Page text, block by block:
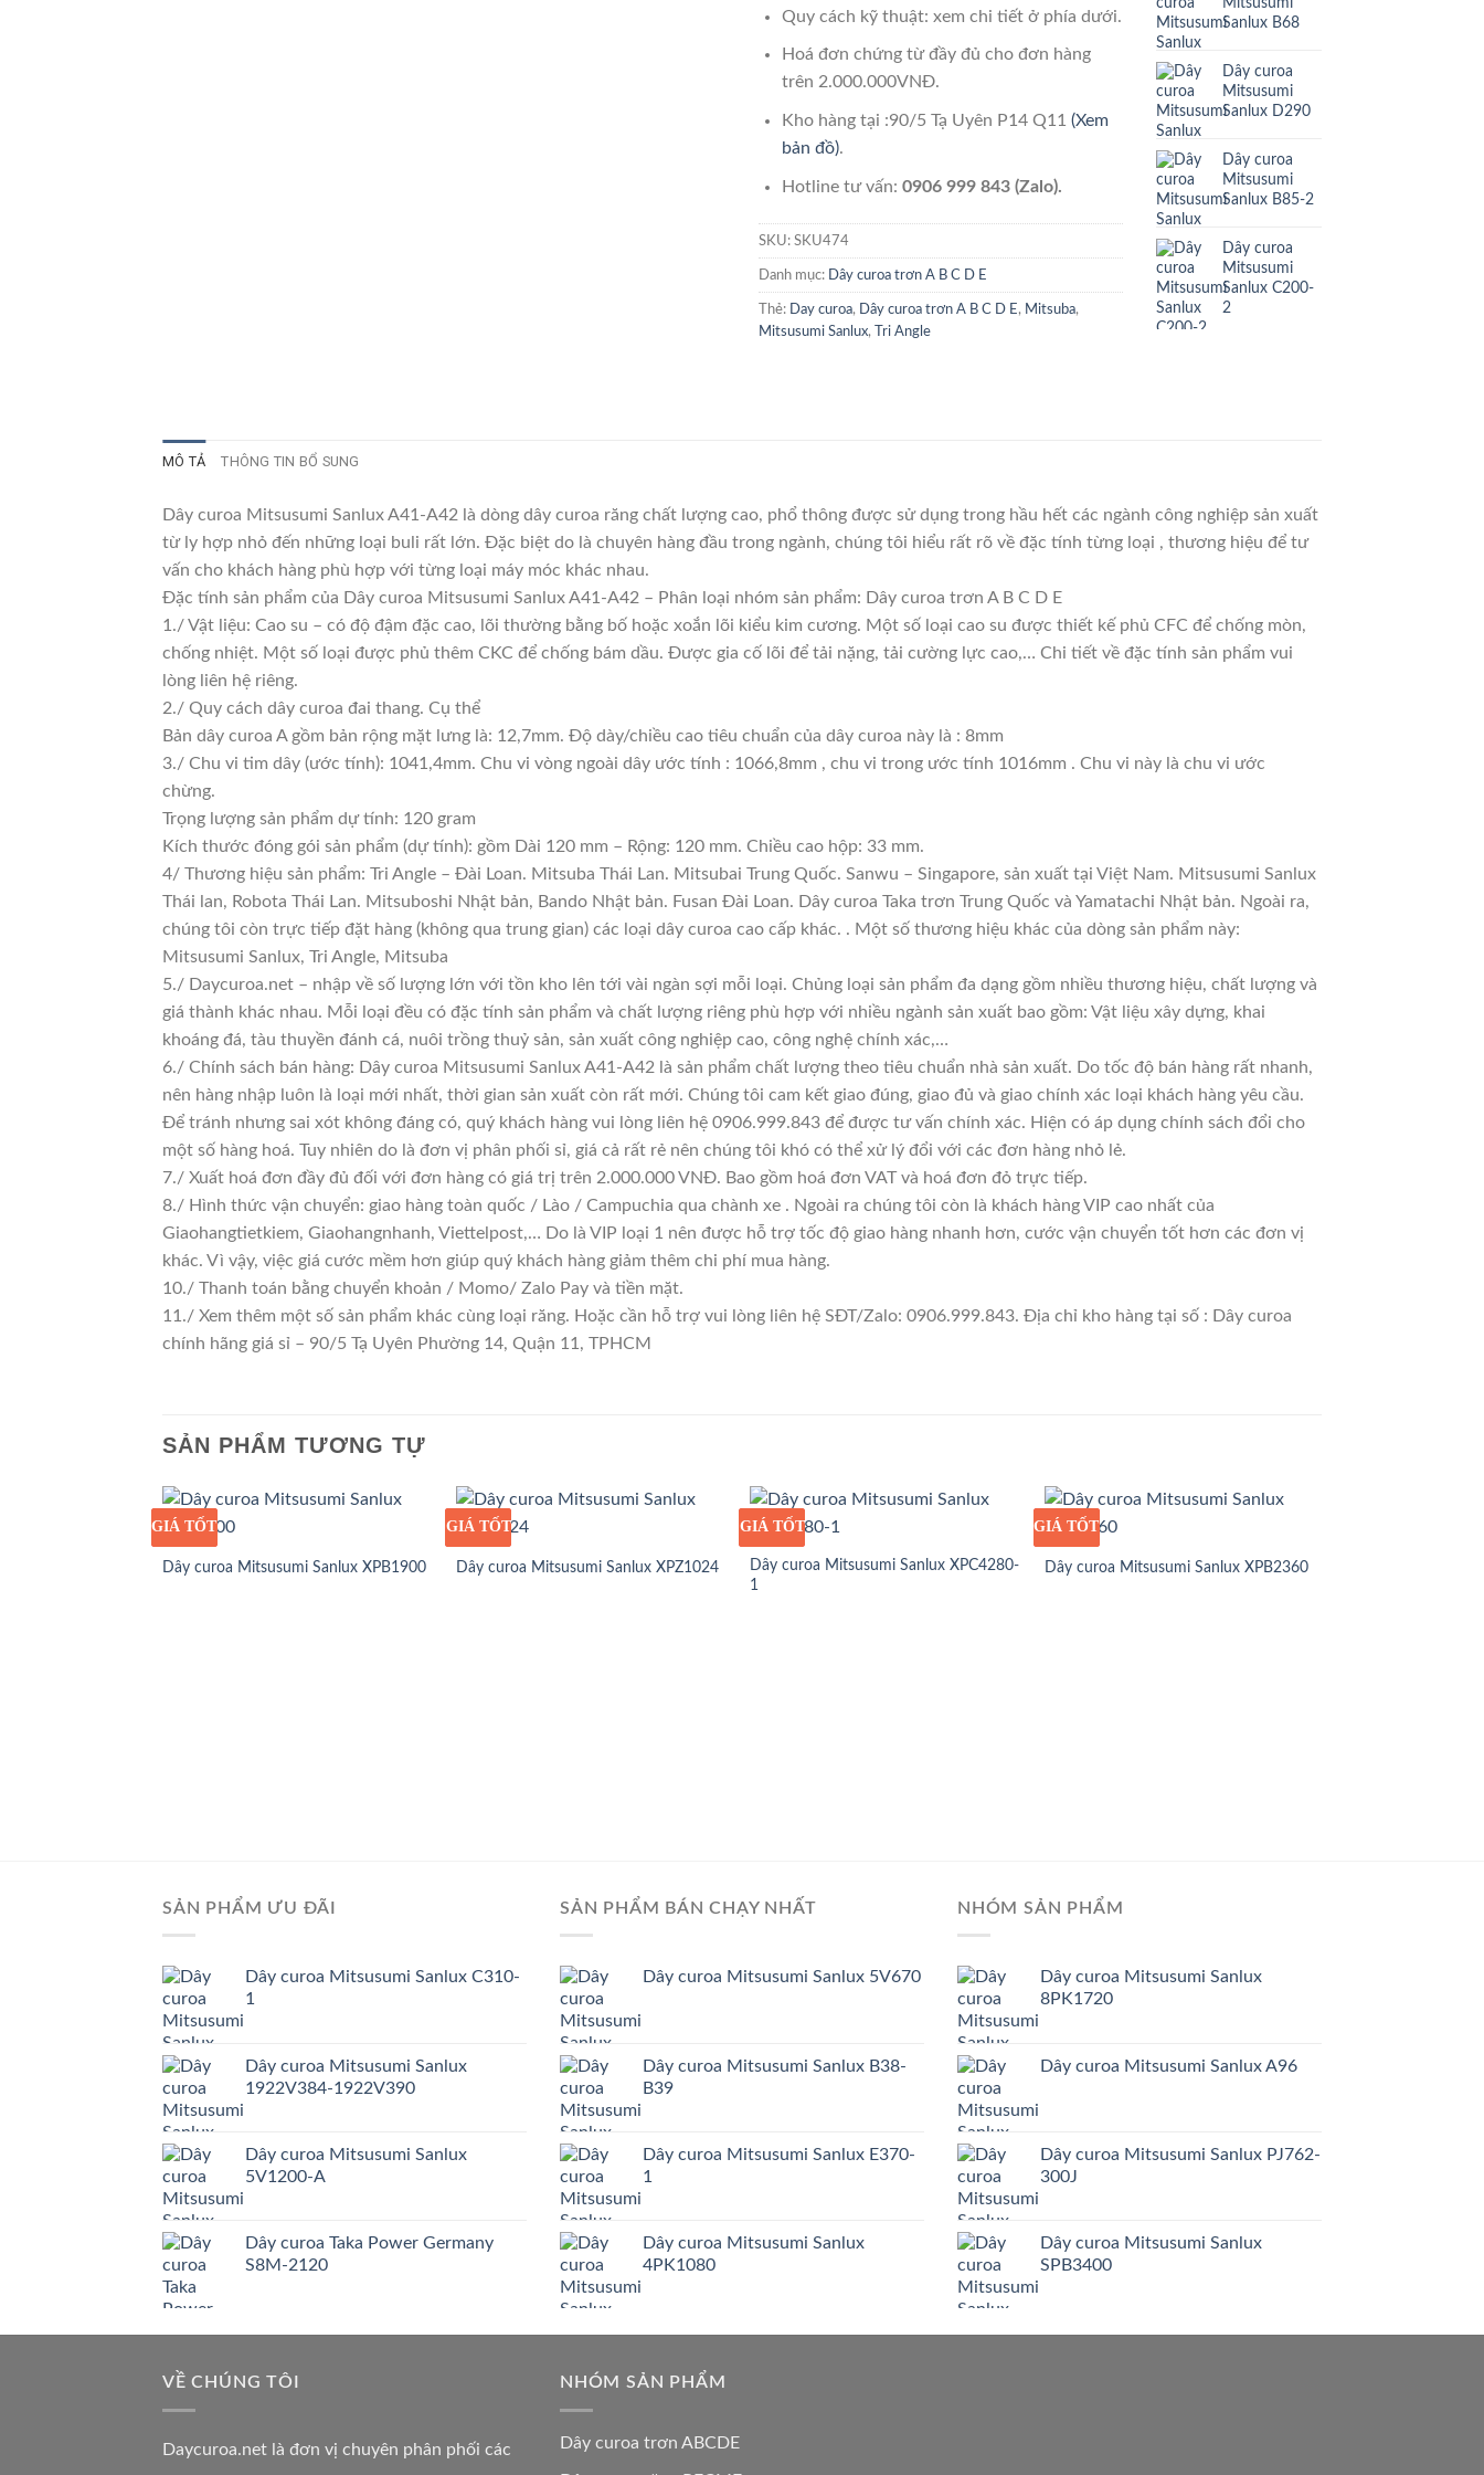
Quy cách kỹ thuật: xem chi tiết ở phía dưới.
Hoá đơn chứng từ đầy đủ cho đơn hàng
trên 2.000.000VNĐ.
Kho hàng tại :90/5 Tạ Uyên P14 Q11 (Xem
bản đồ).
Hotline tư vấn: 0906 999 843 (Zalo).
SKU: SKU474
Danh mục: Dây curoa trơn A B C D E
Thẻ: Day curoa, Dây curoa trơn A B C D E , Mitsuba,
Mitsusumi Sanlux, Tri Angle
Sanlux B68
Dây curoa
Mitsusumi
Sanlux D290
Dây curoa
Mitsusumi
Sanlux B85-2
Dây curoa
Mitsusumi
Sanlux C200-
2
MÔ TẢ THÔNG TIN BỔ SUNG
Dây curoa Mitsusumi Sanlux A41-A42 là dòng dây curoa răng chất lượng cao, phổ thông được sử dụng trong hầu hết các ngành công nghiệp sản xuất
từ ly hợp nhỏ đến những loại buli rất lớn. Đặc biệt do là chuyên hàng đầu trong ngành, chúng tôi hiểu rất rõ về đặc tính từng loại , thương hiệu để tư
vấn cho khách hàng phù hợp với từng loại máy móc khác nhau.
Đặc tính sản phẩm của Dây curoa Mitsusumi Sanlux A41-A42 – Phân loại nhóm sản phẩm: Dây curoa trơn A B C D E
1./ Vật liệu: Cao su – có độ đậm đặc cao, lõi thường bằng bố hoặc xoắn lõi kiểu kim cương. Một số loại cao su được thiết kế phủ CFC để chống mòn,
chống nhiệt. Một số loại được phủ thêm CKC để chống bám dầu. Được gia cố lõi để tải nặng, tải cường lực cao,… Chi tiết về đặc tính sản phẩm vui
lòng liên hệ riêng.
2./ Quy cách dây curoa đai thang. Cụ thể
Bản dây curoa A gồm bản rộng mặt lưng là: 12,7mm. Độ dày/chiều cao tiêu chuẩn của dây curoa này là : 8mm
3./ Chu vi tim dây (ước tính): 1041,4mm. Chu vi vòng ngoài dây ước tính : 1066,8mm , chu vi trong ước tính 1016mm . Chu vi này là chu vi ước
chừng.
Trọng lượng sản phẩm dự tính: 120 gram
Kích thước đóng gói sản phẩm (dự tính): gồm Dài 120 mm – Rộng: 120 mm. Chiều cao hộp: 33 mm.
4/ Thương hiệu sản phẩm: Tri Angle – Đài Loan. Mitsuba Thái Lan. Mitsubai Trung Quốc. Sanwu – Singapore, sản xuất tại Việt Nam. Mitsusumi Sanlux
Thái lan, Robota Thái Lan. Mitsuboshi Nhật bản, Bando Nhật bản. Fusan Đài Loan. Dây curoa Taka trơn Trung Quốc và Yamatachi Nhật bản. Ngoài ra,
chúng tôi còn trực tiếp đặt hàng (không qua trung gian) các loại dây curoa cao cấp khác. . Một số thương hiệu khác của dòng sản phẩm này:
Mitsusumi Sanlux, Tri Angle, Mitsuba
5./ Daycuroa.net – nhập về số lượng lớn với tồn kho lên tới vài ngàn sợi mỗi loại. Chủng loại sản phẩm đa dạng gồm nhiều thương hiệu, chất lượng và
giá thành khác nhau. Mỗi loại đều có đặc tính sản phẩm và chất lượng riêng phù hợp với nhiều ngành sản xuất bao gồm: Vật liệu xây dựng, khai
khoáng đá, tàu thuyền đánh cá, nuôi trồng thuỷ sản, sản xuất công nghiệp cao, công nghệ chính xác,…
6./ Chính sách bán hàng: Dây curoa Mitsusumi Sanlux A41-A42 là sản phẩm chất lượng theo tiêu chuẩn nhà sản xuất. Do tốc độ bán hàng rất nhanh,
nên hàng nhập luôn là loại mới nhất, thời gian sản xuất còn rất mới. Chúng tôi cam kết giao đúng, giao đủ và giao chính xác loại khách hàng yêu cầu.
Để tránh nhưng sai xót không đáng có, quý khách hàng vui lòng liên hệ 0906.999.843 để được tư vấn chính xác. Hiện có áp dụng chính sách đổi cho
một số hàng hoá. Tuy nhiên do là đơn vị phân phối sỉ, giá cả rất rẻ nên chúng tôi khó có thể xử lý đổi với các đơn hàng nhỏ lẻ.
7./ Xuất hoá đơn đầy đủ đối với đơn hàng có giá trị trên 2.000.000 VNĐ. Bao gồm hoá đơn VAT và hoá đơn đỏ trực tiếp.
8./ Hình thức vận chuyển: giao hàng toàn quốc / Lào / Campuchia qua chành xe . Ngoài ra chúng tôi còn là khách hàng VIP cao nhất của
Giaohangtietkiem, Giaohangnhanh, Viettelpost,… Do là VIP loại 1 nên được hỗ trợ tốc độ giao hàng nhanh hơn, cước vận chuyển tốt hơn các đơn vị
khác. Vì vậy, việc giá cước mềm hơn giúp quý khách hàng giảm thêm chi phí mua hàng.
10./ Thanh toán bằng chuyển khoản / Momo/ Zalo Pay và tiền mặt.
11./ Xem thêm một số sản phẩm khác cùng loại răng. Hoặc cần hỗ trợ vui lòng liên hệ SĐT/Zalo: 0906.999.843. Địa chỉ kho hàng tại số : Dây curoa
chính hãng giá sỉ – 90/5 Tạ Uyên Phường 14, Quận 11, TPHCM
SẢN PHẨM TƯƠNG TỰ
GIÁ SỈ
GIÁ TỐT
Dây curoa Mitsusumi Sanlux XPB1900
GIÁ SỈ
GIÁ TỐT
Dây curoa Mitsusumi Sanlux XPZ1024
GIÁ SỈ
GIÁ TỐT
Dây curoa Mitsusumi Sanlux XPC4280-
1
GIÁ SỈ
GIÁ TỐT
Dây curoa Mitsusumi Sanlux XPB2360
SẢN PHẨM ƯU ĐÃI
Dây curoa Mitsusumi Sanlux C310-
1
Dây curoa Mitsusumi Sanlux
1922V384-1922V390
Dây curoa Mitsusumi Sanlux
5V1200-A
Dây curoa Taka Power Germany
S8M-2120
SẢN PHẨM BÁN CHẠY NHẤT
Dây curoa Mitsusumi Sanlux 5V670
Dây curoa Mitsusumi Sanlux B38-
B39
Dây curoa Mitsusumi Sanlux E370-
1
Dây curoa Mitsusumi Sanlux
4PK1080
NHÓM SẢN PHẨM
Dây curoa Mitsusumi Sanlux
8PK1720
Dây curoa Mitsusumi Sanlux A96
Dây curoa Mitsusumi Sanlux PJ762-
300J
Dây curoa Mitsusumi Sanlux
SPB3400
VỀ CHÚNG TÔI
Daycuroa.net là đơn vị chuyên phân phối các
NHÓM SẢN PHẨM
Dây curoa trơn ABCDE